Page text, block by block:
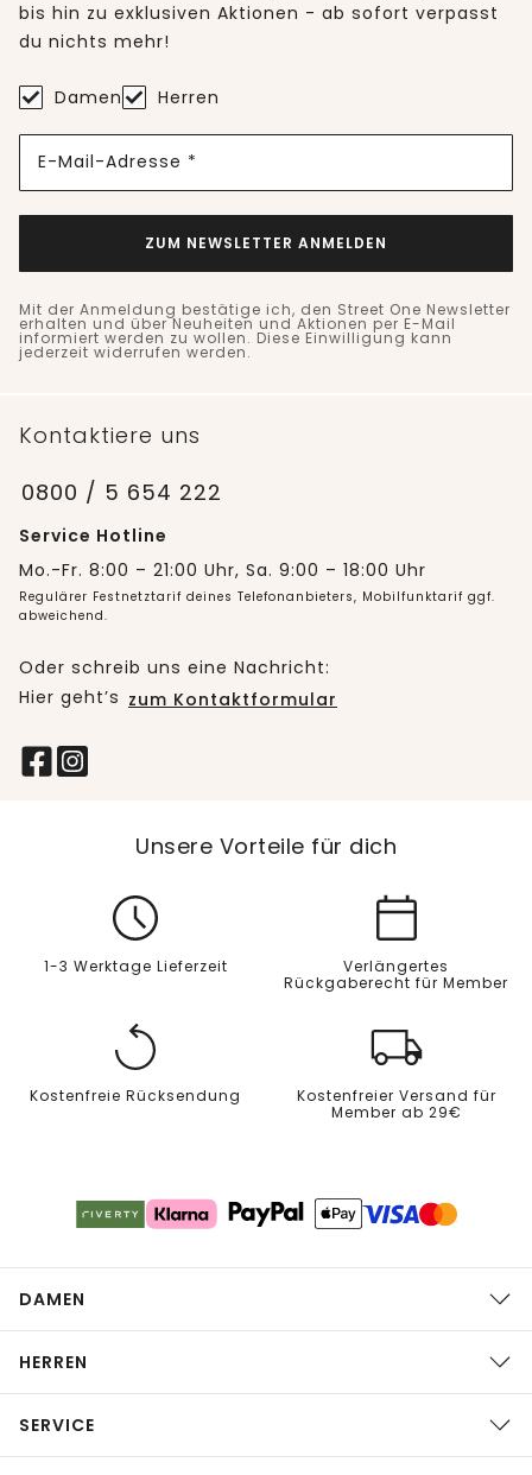
bis hin zu exklusiven Aktionen - ab sofort verpasst
du nichts mehr!
Damen Herren
E-Mail-Adresse *
ZUM NEWSLETTER ANMELDEN
Mit der Anmeldung bestätige ich, den Street One Newsletter
erhalten und über Neuheiten und Aktionen per E-Mail
informiert werden zu wollen. Diese Einwilligung kann
jederzeit widerrufen werden.
Kontaktiere uns
0800 / 5 654 222
Service Hotline
Mo.-Fr. 8:00 – 21:00 Uhr, Sa. 9:00 – 18:00 Uhr
Regulärer Festnetztarif deines Telefonanbieters, Mobilfunktarif ggf.
abweichend.
Oder schreib uns eine Nachricht:
Hier geht’s zum Kontaktformular
Unsere Vorteile für dich
1-3 Werktage Lieferzeit
Verlängertes
Rückgaberecht für Member
Kostenfreie Rücksendung
Kostenfreier Versand für
Member ab 29€
DAMEN
HERREN
SERVICE